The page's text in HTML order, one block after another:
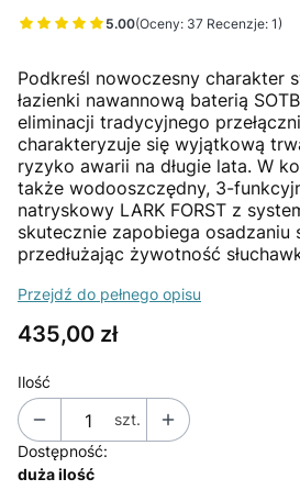
5.00(Oceny: 37 Recenzje: 1)
Przejdź do sekcji Opinie
Podkreśl nowoczesny charakter
łazienki nawannową baterią
eliminacji tradycyjnego
charakteryzuje się wyjątkową
ryzyko awarii na długie lata. W
także wodooszczędny, 3-
natryskowy LARK FORST z
skutecznie zapobiega osadzaniu
przedłużając żywotność
Przejdź do pełnego opisu
Cena
435,00 zł
Ilość
szt.
Dostępność:
duża ilość